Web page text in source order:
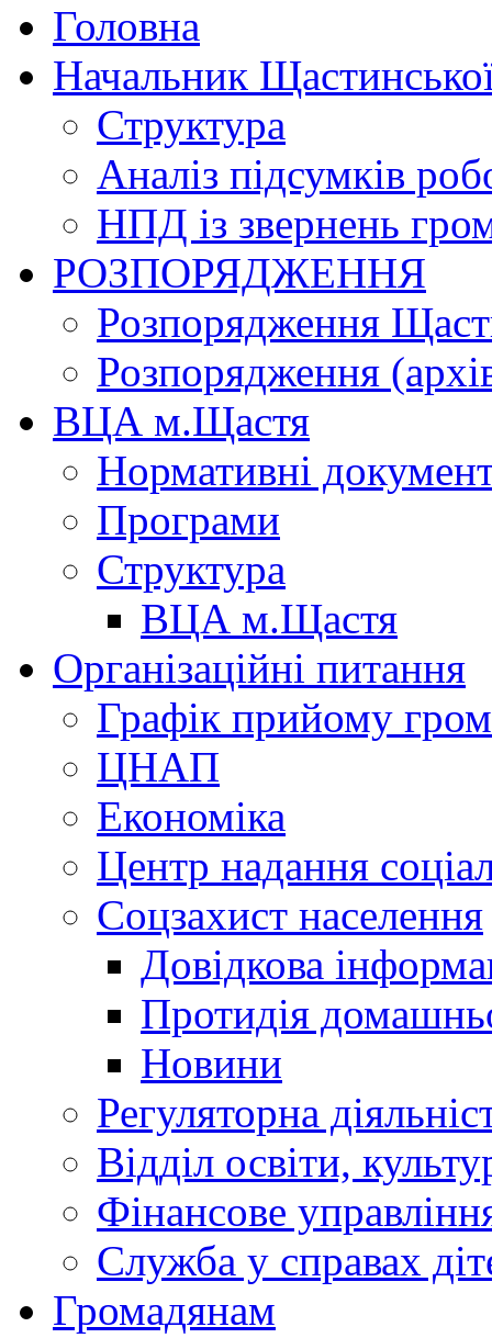
Головна
Начальник
Структура
Аналіз підсумків
НПД із звернень
РОЗПОРЯДЖЕННЯ
Розпорядження
Розпорядження
ВЦА м.Щастя
Нормативні
Програми
Структура
ВЦА м.Щастя
Організаційні питання
Графік прийому
ЦНАП
Економіка
Центр надання
Соцзахист населення
Довідкова
Протидія
Новини
Регуляторна
Відділ освіти,
Фінансове
Служба у справах
Громадянам